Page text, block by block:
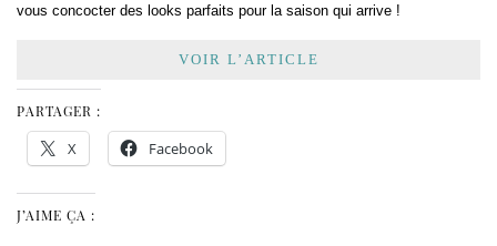
vous concocter des looks parfaits pour la saison qui arrive !
VOIR L’ARTICLE
PARTAGER :
X Facebook
J’AIME ÇA :